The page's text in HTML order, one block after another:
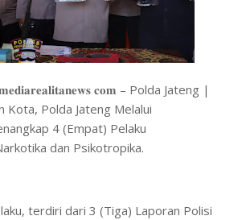
𝐜𝐨𝐦 – Polda Jateng |
Kota, Polda Jateng Melalui
4 (Empat) Pelaku
dan Psikotropika.
terdiri dari 3 (Tiga) Laporan Polisi